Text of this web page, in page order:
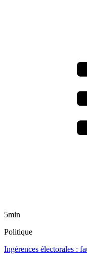
5min
Politique
Ingérences électorales :